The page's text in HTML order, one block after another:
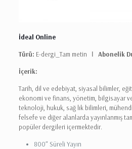
İdeal Online
Türü: E-dergi_Tam metin Ι Abonelik
İçerik:
Tarih, dil ve edebiyat, siyasal bilimler,
ekonomi ve finans, yönetim, bilgisayar
teknoloji, hukuk, sağ lık bilimleri,
felsefe ve diğer alanlarda yayınlanmış
popüler dergileri içermektedir.
800″ Süreli Yayın